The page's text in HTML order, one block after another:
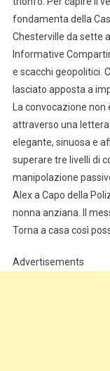
fondamenta della
Chesterville da sette
Informative
e scacchi geopolitici.
lasciato apposta a
La convocazione non
attraverso una
elegante, sinuosa e
superare tre livelli di
manipolazione
Alex a Capo della
nonna anziana. Il
Torna a casa così
Advertisements